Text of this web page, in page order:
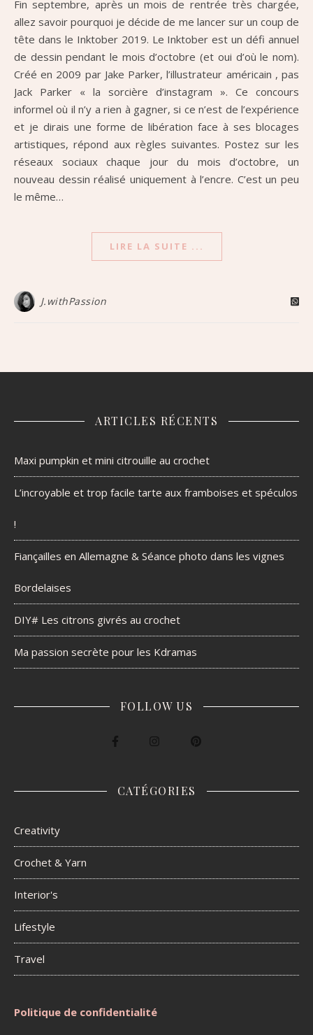
Fin septembre, après un mois de rentrée très chargée,
allez savoir pourquoi je décide de me lancer sur un coup de
tête dans le Inktober 2019. Le Inktober est un défi annuel
de dessin pendant le mois d’octobre (et oui d’où le nom).
Créé en 2009 par Jake Parker, l’illustrateur américain , pas
Jack Parker « la sorcière d’instagram ». Ce concours
informel où il n’y a rien à gagner, si ce n’est de l’expérience
et je dirais une forme de libération face à ses blocages
artistiques, répond aux règles suivantes. Postez sur les
réseaux sociaux chaque jour du mois d’octobre, un
nouveau dessin réalisé uniquement à l’encre. C’est un peu
le même…
LIRE LA SUITE ...
J.withPassion
ARTICLES RÉCENTS
Maxi pumpkin et mini citrouille au crochet
L’incroyable et trop facile tarte aux framboises et spéculos
!
Fiançailles en Allemagne & Séance photo dans les vignes
Bordelaises
DIY# Les citrons givrés au crochet
Ma passion secrète pour les Kdramas
FOLLOW US
CATÉGORIES
Creativity
Crochet & Yarn
Interior's
Lifestyle
Travel
Politique de confidentialité